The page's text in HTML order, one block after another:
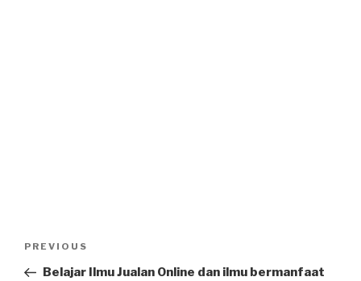
Previous
Post
PREVIOUS
Belajar Ilmu Jualan Online dan ilmu bermanfaat